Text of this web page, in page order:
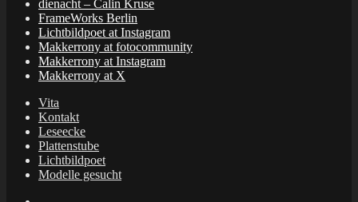
dienacht – Calin Kruse
FrameWorks Berlin
Lichtbildpoet at Instagram
Makkerrony at fotocommunity
Makkerrony at Instagram
Makkerrony at X
Vita
Kontakt
Leseecke
Plattenstube
Lichtbildpoet
Modelle gesucht